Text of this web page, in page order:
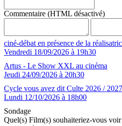
Commentaire (HTML désactivé)
ciné-débat en présence de la
Vendredi 18/09/2026 à 19h30
Artus - Le Show XXL au cinéma
Jeudi 24/09/2026 à 20h30
Cycle vous avez dit Culte 2026 / 2027
Lundi 12/10/2026 à 18h00
Sondage
Quel(s) Film(s) souhaiteriez-vous